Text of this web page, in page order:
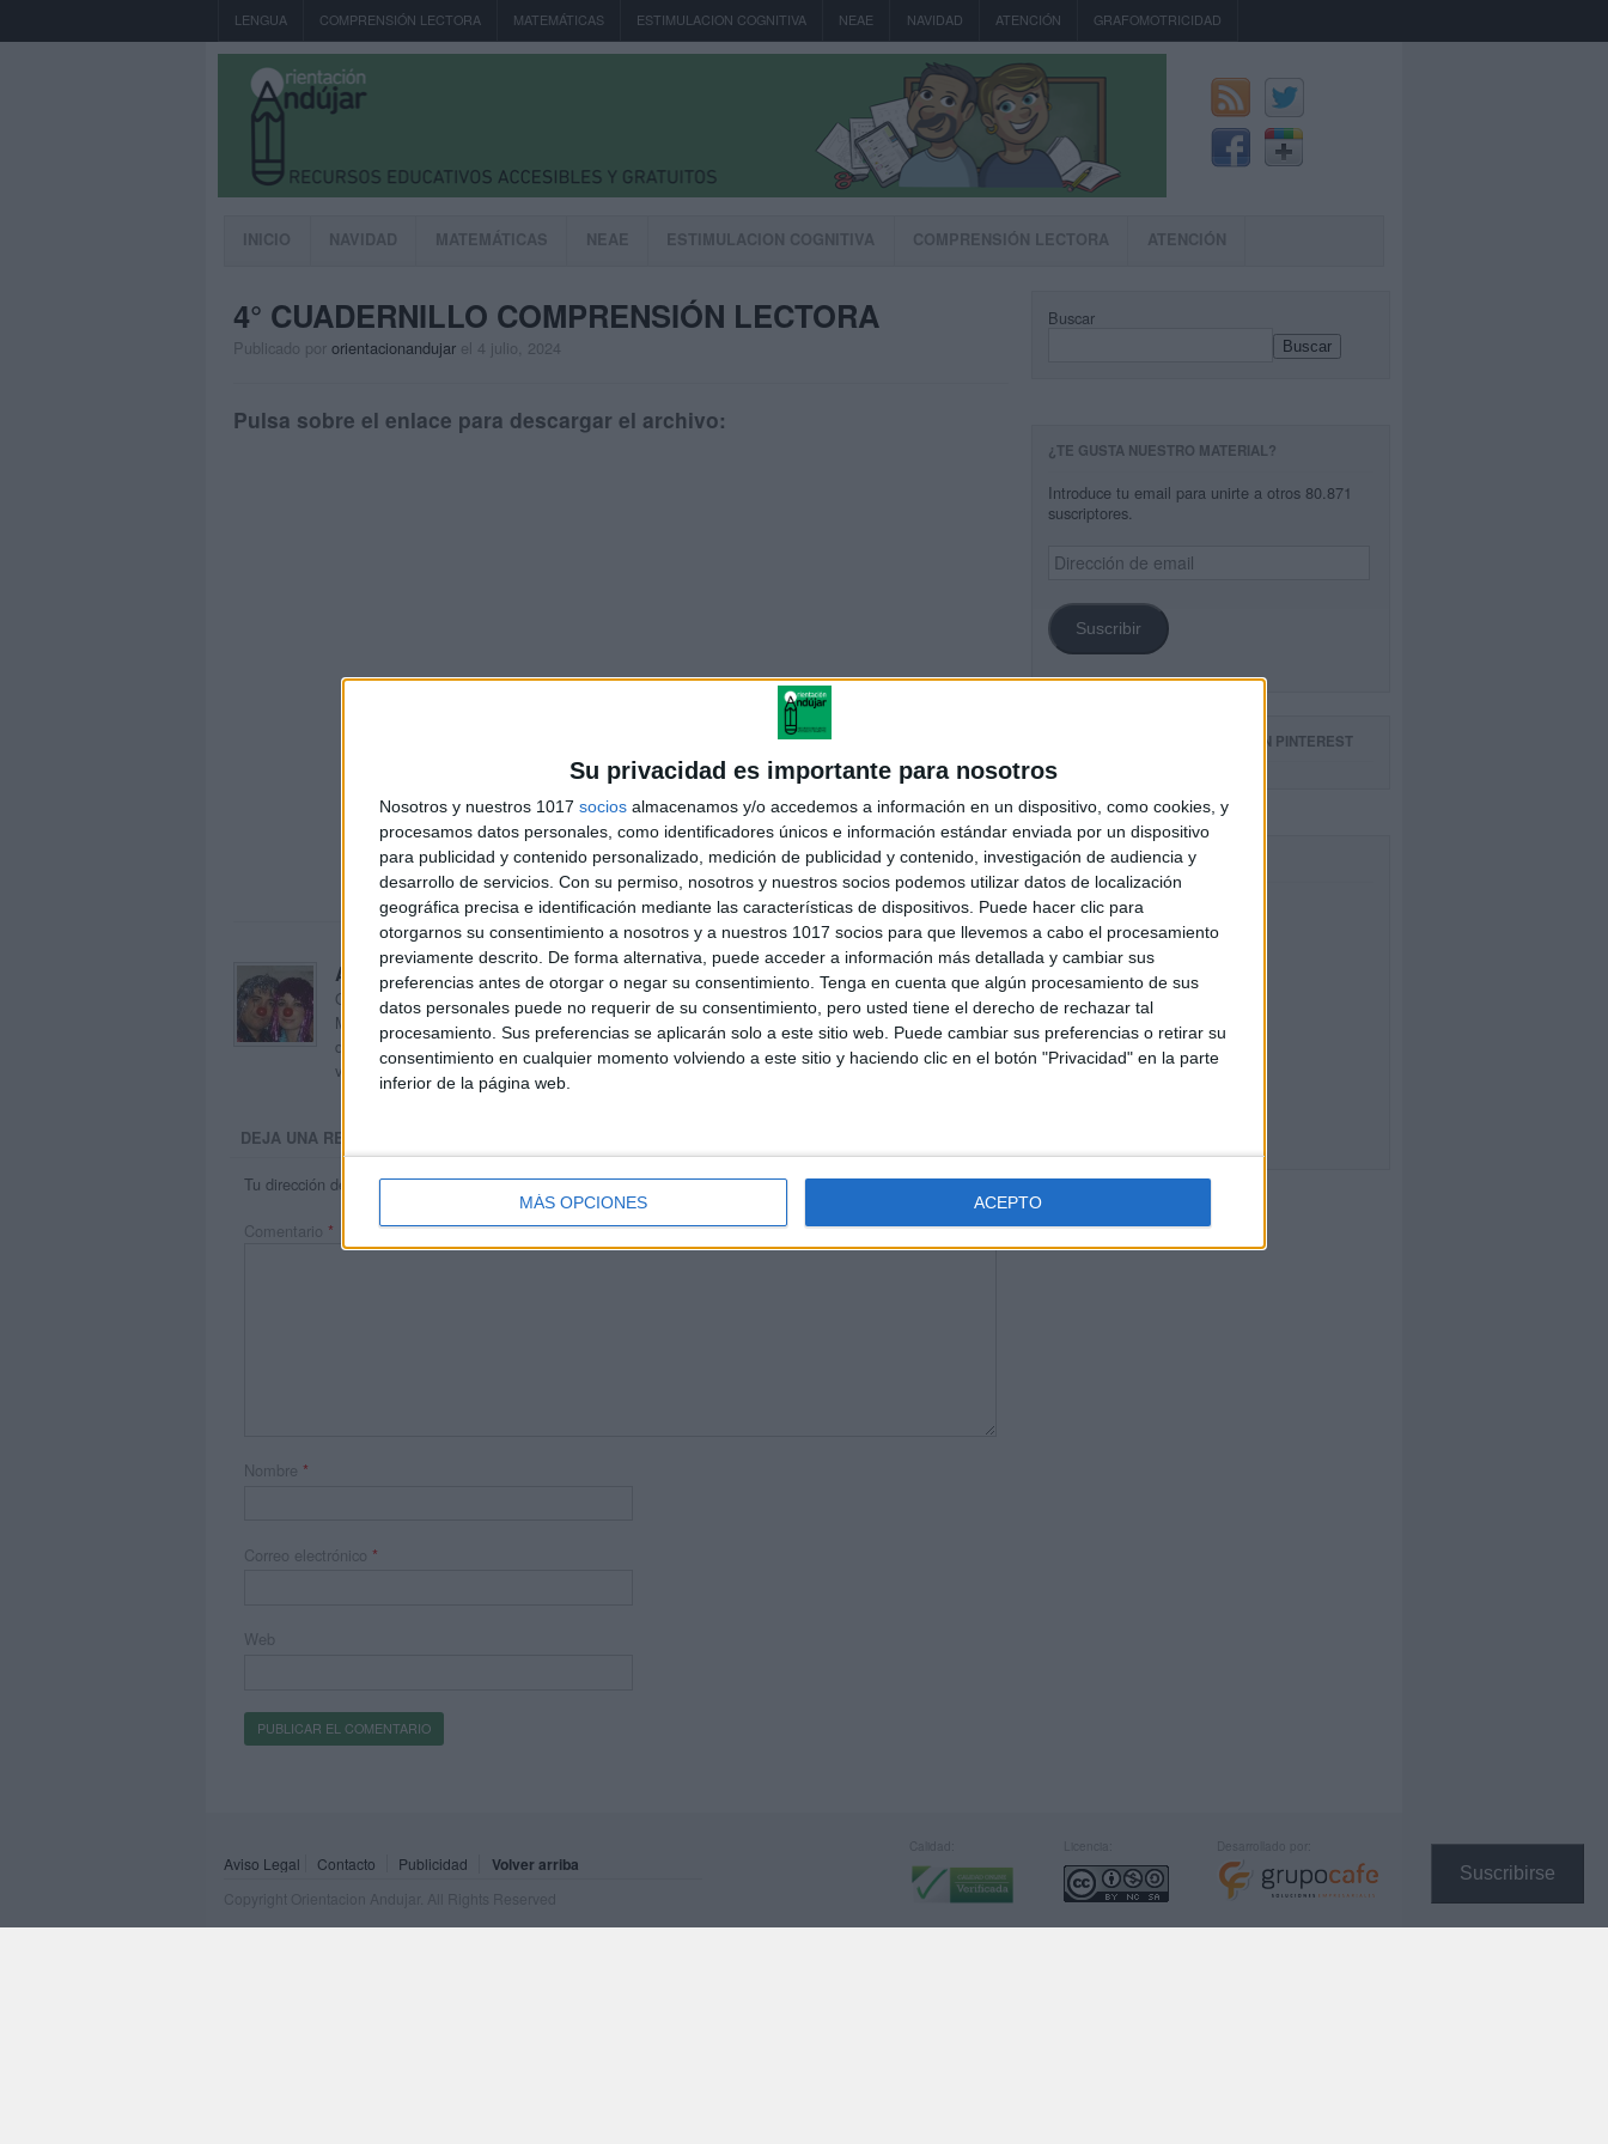
Su privacidad es importante para nosotros
Nosotros y nuestros 1017 socios almacenamos y/o accedemos a información en un dispositivo, como cookies, y
procesamos datos personales, como identificadores únicos e información estándar enviada por un dispositivo
para publicidad y contenido personalizado, medición de publicidad y contenido, investigación de audiencia y
desarrollo de servicios. Con su permiso, nosotros y nuestros socios podemos utilizar datos de localización
geográfica precisa e identificación mediante las características de dispositivos. Puede hacer clic para
otorgarnos su consentimiento a nosotros y a nuestros 1017 socios para que llevemos a cabo el procesamiento
previamente descrito. De forma alternativa, puede acceder a información más detallada y cambiar sus
preferencias antes de otorgar o negar su consentimiento. Tenga en cuenta que algún procesamiento de sus
datos personales puede no requerir de su consentimiento, pero usted tiene el derecho de rechazar tal
procesamiento. Sus preferencias se aplicarán solo a este sitio web. Puede cambiar sus preferencias o retirar su
consentimiento en cualquier momento volviendo a este sitio y haciendo clic en el botón "Privacidad" en la parte
inferior de la página web.
MÁS OPCIONES ACEPTO
Suscribirse
LENGUA COMPRENSIÓN LECTORA MATEMÁTICAS ESTIMULACION COGNITIVA NEAE NAVIDAD ATENCIÓN GRAFOMOTRICIDAD
INICIO NAVIDAD MATEMÁTICAS NEAE ESTIMULACION COGNITIVA COMPRENSIÓN LECTORA ATENCIÓN
4° CUADERNILLO COMPRENSIÓN LECTORA
Publicado por orientacionandujar el 4 julio, 2024
Pulsa sobre el enlace para descargar el archivo:
4° CUADERNILLO
COMPRENSIÓN LECTORA
Acerca de orientacionandujar
Orientación Andújar no es solo un blog, es la apuesta personal de dos profesores Ginés y
Maribel, que además de ser pareja, son los encargados de los contenidos que encontramos
dentro del blog y en el cual, vuelcan la mayor parte del tiempo, que sus tareas como docentes, y
voluntarios en sus meses de verano les permite.
DEJA UNA RESPUESTA
Tu dirección de correo electrónico no será publicada. Los campos obligatorios están marcados con*
Comentario *
Nombre *
Correo electrónico *
Web
Buscar
Buscar
¿TE GUSTA NUESTRO MATERIAL?
Introduce tu email para unirte a otros 80.871
suscriptores.
Dirección
de
Suscribir
SIGUE NUESTROS TABLEROS EN PINTEREST
FACEBOOK
Aviso Legal Contacto Publicidad Volver arriba